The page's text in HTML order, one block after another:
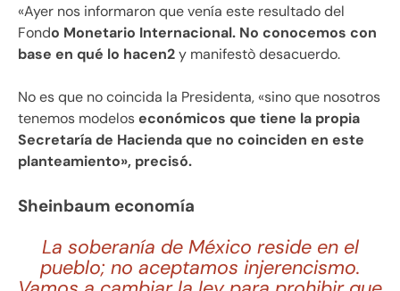
«Ayer nos informaron que venía este resultado del
Fondo Monetario Internacional. No conocemos con
base en qué lo hacen2y manifestò desacuerdo.
No es que no coincida la Presidenta, «sino que nosotros
tenemos modeloseconómicos que tiene la propia
Secretaría de Hacienda que no coinciden en este
planteamiento», precisó.
Sheinbaum economía
La soberanía de México reside en el
pueblo; no aceptamos injerencismo.